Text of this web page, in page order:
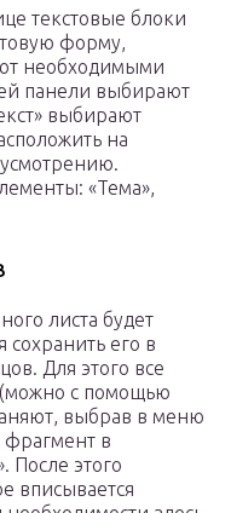
текстовые блоки
форму,
необходимыми
панели выбирают
выбирают
на
«Тема»,
листа будет
сохранить его в
Для этого все
с помощью
выбрав в меню
в
После этого
вписывается